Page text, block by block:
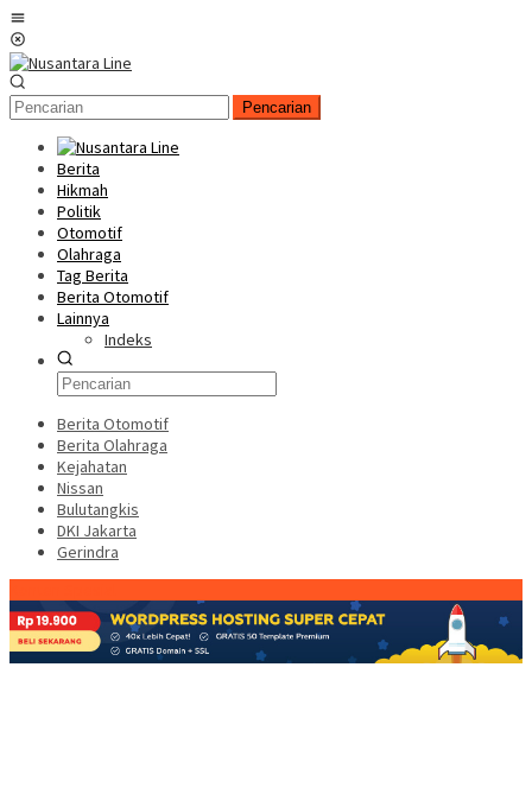
Loncat
ke
konten
Pencarian
Berita
Hikmah
Politik
Otomotif
Olahraga
Tag Berita
Berita Otomotif
Lainnya
Indeks
Berita Otomotif
Berita Olahraga
Kejahatan
Nissan
Bulutangkis
DKI Jakarta
Gerindra